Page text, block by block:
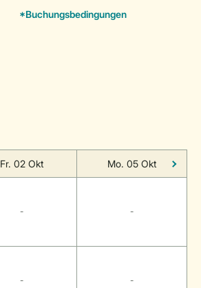
Fr. 02 Okt Mo. 05 Okt
- -
- -